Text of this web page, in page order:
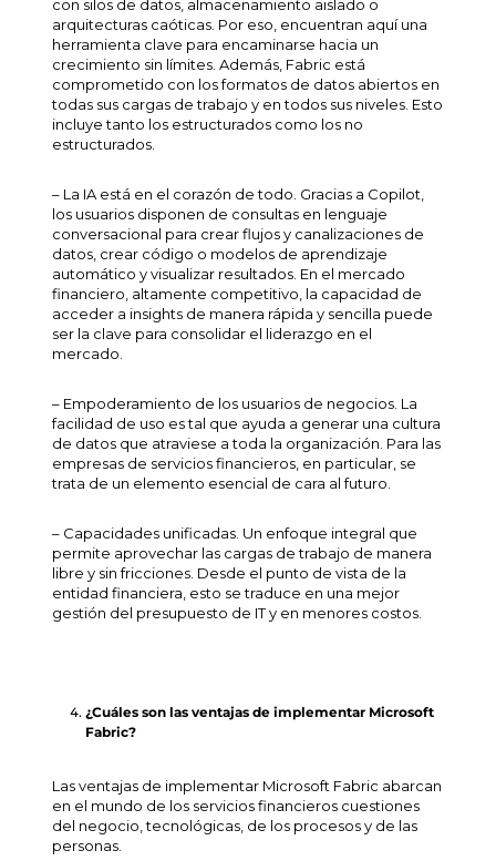
con silos de datos, almacenamiento aislado o
arquitecturas caóticas. Por eso, encuentran aquí una
herramienta clave para encaminarse hacia un
crecimiento sin límites. Además, Fabric está
comprometido con los formatos de datos abiertos en
todas sus cargas de trabajo y en todos sus niveles. Esto
incluye tanto los estructurados como los no
estructurados.
– La IA está en el corazón de todo. Gracias a Copilot,
los usuarios disponen de consultas en lenguaje
conversacional para crear flujos y canalizaciones de
datos, crear código o modelos de aprendizaje
automático y visualizar resultados. En el mercado
financiero, altamente competitivo, la capacidad de
acceder a insightsde manera rápida y sencilla puede
ser la clave para consolidar el liderazgo en el
mercado.
– Empoderamiento de los usuarios de negocios. La
facilidad de uso es tal que ayuda a generar una cultura
de datos que atraviese a toda la organización. Para las
empresas de servicios financieros, en particular, se
trata de un elemento esencial de cara al futuro.
– Capacidades unificadas. Un enfoque integral que
permite aprovechar las cargas de trabajo de manera
libre y sin fricciones. Desde el punto de vista de la
entidad financiera, esto se traduce en una mejor
gestión del presupuesto de IT y en menores costos.
¿Cuáles son las ventajas de implementar Microsoft
Fabric?
Las ventajas de implementar Microsoft Fabric abarcan
en el mundo de los servicios financieros cuestiones
del negocio, tecnológicas, de los procesos y de las
personas.